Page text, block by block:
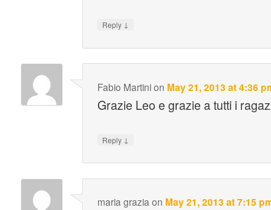
Reply ↓
Fabio Martinion May 21, 2013 at 4:36
Grazie Leo e grazie a tutti i
Reply ↓
maria grazia on May 21, 2013 at 7:15